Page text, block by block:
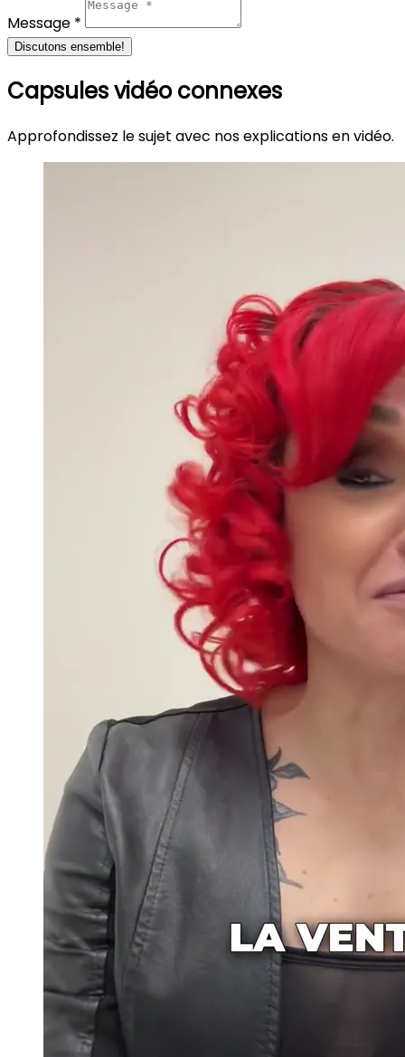
Message *
Discutons ensemble!
Capsules vidéo connexes
Approfondissez le sujet avec nos explications en vidéo.